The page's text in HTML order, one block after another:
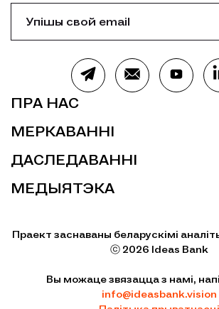
ПРА НАС
МЕРКАВАННІ
ДАСЛЕДАВАННІ
МЕДЫЯТЭКА
Праект заснаваны беларускімі
ⓒ 2026 Ideas Bank
Вы можаце звязацца з намі,
info@ideasbank.vision